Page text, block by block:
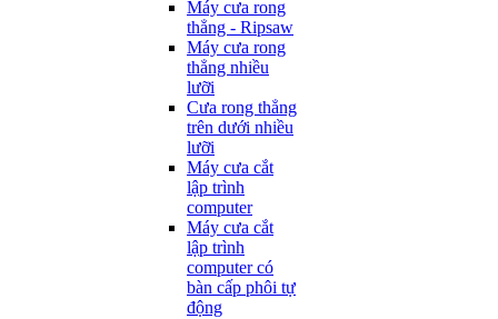
Máy cưa rong
thẳng - Ripsaw
Máy cưa rong
thẳng nhiều
lưỡi
Cưa rong thẳng
trên dưới nhiều
lưỡi
Máy cưa cắt
lập trình
computer
Máy cưa cắt
lập trình
computer có
bàn cấp phôi tự
động